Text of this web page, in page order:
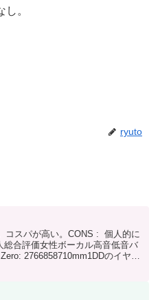
。
ryuto
コスパが高い。CONS : 個人的に
合評価女性ボーカル高音低音バ
2766858710mm1DDのイヤホ